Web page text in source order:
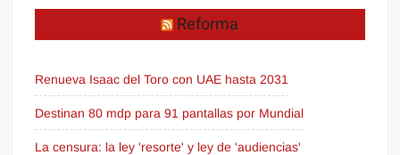
Reforma
Renueva Isaac del Toro con UAE hasta 2031
Destinan 80 mdp para 91 pantallas por Mundial
La censura: la ley 'resorte' y ley de 'audiencias'